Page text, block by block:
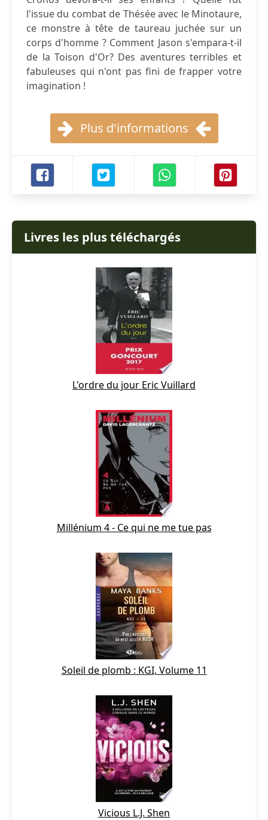
l'issue du combat de Thésée avec le Minotaure,
ce monstre à tête de taureau juchée sur un
corps d'homme ? Comment Jason s'empara-t-il
de la Toison d'Or? Des aventures terribles et
fabuleuses qui n'ont pas fini de frapper votre
imagination !
Plus d'informations
Livres les plus téléchargés
L'ordre du jour Eric Vuillard
Millénium 4 - Ce qui ne me tue pas
Soleil de plomb : KGI, Volume 11
Vicious L.J. Shen